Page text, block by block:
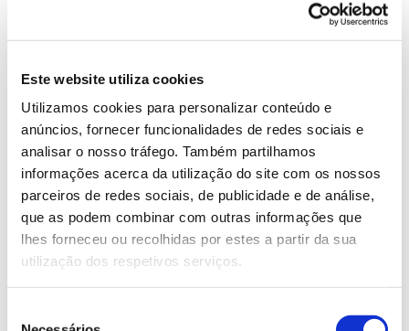
Este website utiliza cookies
Utilizamos cookies para personalizar conteúdo e
anúncios, fornecer funcionalidades de redes sociais e
analisar o nosso tráfego. Também partilhamos
informações acerca da utilização do site com os nossos
parceiros de redes sociais, de publicidade e de análise,
que as podem combinar com outras informações que
lhes forneceu ou recolhidas por estes a partir da sua
utilização dos respetivos serviços.
à seda. O tecido só começou a ser distribuído em
1964, pela empresa austríaca
Lenzing
. O processo de
produção deste semissintético é semelhante ao da
viscose, com a utilização de uma menor quantidade
de energia e de químicos. Bastante flexível e
resistente quando molhado, o tecido não perde o seu
formato nem maciez. É utilizado em têxteis para o lar,
podendo ser combinado com algodão ou outros fios.
A madeira de faia que a
Lenzing